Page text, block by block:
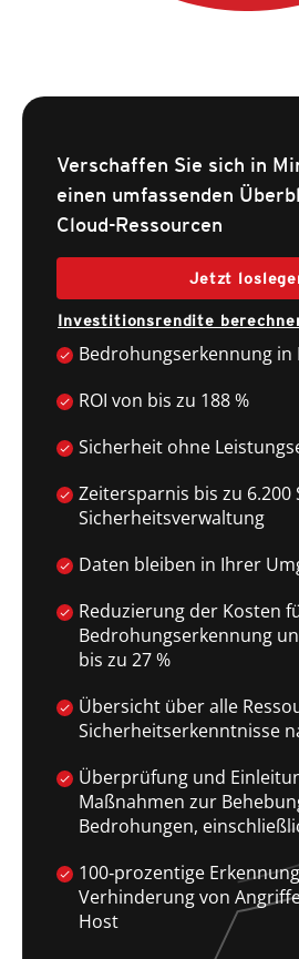
Verschaffen Sie sich in
einen umfassenden
Cloud-Ressourcen
Jetzt
Investitionsrendite
Bedrohungserkennung
ROI von bis zu 188 %
Sicherheit ohne
Zeitersparnis bis zu
Sicherheitsverwaltung
Daten bleiben in Ihrer
Reduzierung der Kosten
Bedrohungserkennung
bis zu 27 %
Übersicht über alle
Sicherheitserkenntnisse
Überprüfung und
Maßnahmen zur
Bedrohungen,
100‑prozentige
Verhinderung von
Host